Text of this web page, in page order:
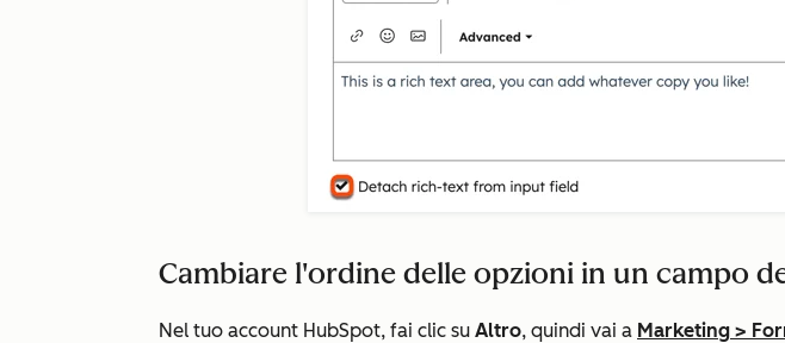
Cambiare l'ordine delle opzioni in un campo
Nel tuo account HubSpot, fai clic su Altro, quindi vai a Marketing >